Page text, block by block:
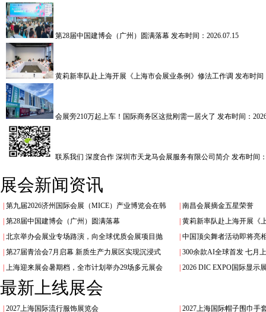
第28届中国建博会（广州）圆满落幕 发布时间：2026.07.15
黄莉新率队赴上海开展《上海市会展业条例》修法工作调 发布时间
会展旁210万起上车！国际商务区这批刚需一居火了 发布时间：
联系我们 深度合作 深圳市天龙马会展服务有限公司简介 发布时间
展会新闻资讯
第九届2026济州国际会展（MICE）产业博览会在韩
南昌会展摘金五星荣誉
第28届中国建博会（广州）圆满落幕
黄莉新率队赴上海开展《
北京举办会展业专场路演，向全球优质会展项目抛
中国顶尖舞者活动即将亮
第27届青洽会7月启幕 新质生产力展区实现沉浸式
300余款AI全球首发 七月
上海迎来展会暑期档，全市计划举办29场多元展会 2026 DIC EXPO国际显示
最新上线展会
2027上海国际流行服饰展览会 2027上海国际帽子围巾手